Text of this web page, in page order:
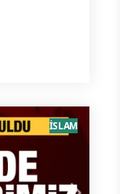
İSLAM